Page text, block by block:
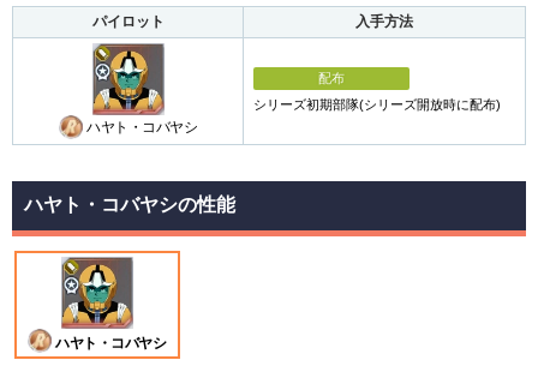
パイロット 入手方法
ハヤト・コバヤシ
配布
シリーズ初期部隊(シリーズ開放時に配布)
ハヤト・コバヤシの性能
ハヤト・コバヤシ